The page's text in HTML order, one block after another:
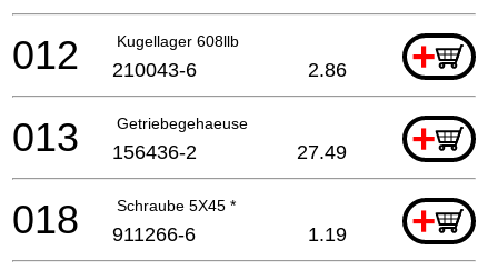
Kugellager 608llb +
012 210043-6 2.86
Getriebegehaeuse +
013 156436-2 27.49
Schraube 5X45 * +
018 911266-6 1.19